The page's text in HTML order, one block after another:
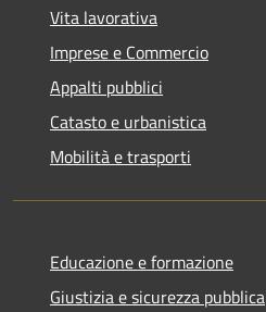
Vita lavorativa
Imprese e Commercio
Appalti pubblici
Catasto e urbanistica
Mobilità e trasporti
Educazione e formazione
Giustizia e sicurezza pubblica